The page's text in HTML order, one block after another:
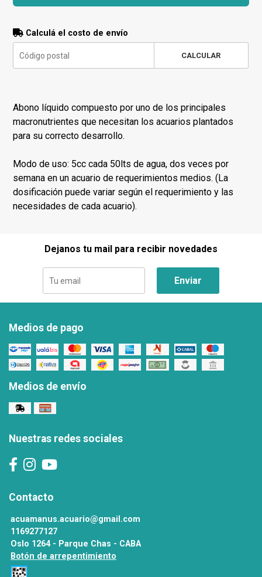
Calculá el costo de envío
CALCULAR
Abono líquido compuesto por uno de los principales
macronutrientes que necesitan los acuarios plantados
para su correcto desarrollo.
Modo de uso: 5cc cada 50lts de agua, dos veces por
semana en un acuario de requerimientos medios. (La
dosificación puede variar según el requerimiento y las
necesidades de cada acuario).
Dejanos tu mail para recibir novedades
Enviar
Medios de pago
Medios de envío
Nuestras redes sociales
Contacto
acuamanus.acuario@gmail.com
1169277127
Oslo 1264 - Parque Chas - CABA
Botón de arrepentimiento